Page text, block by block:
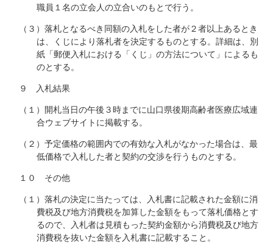
職員１名の立会人の立合いのもとで行う。
（３）落札となるべき同額の入札をした者が２者以上あるとき
は、くじにより落札者を決定するものとする。詳細は、別
紙「郵便入札における「くじ」の方法について」によるも
のとする。
９ 入札結果
（１）開札当日の午後３時までに山口県後期高齢者医療広域連
合ウェブサイトに掲載する。
（２）予定価格の範囲内での有効な入札がなかった場合は、最
低価格で入札した者と契約の交渉を行うものとする。
１０ その他
（１）落札の決定に当たっては、入札書に記載された金額に消
費税及び地方消費税を加算した金額をもって落札価格とす
るので、入札者は見積もった契約金額から消費税及び地方
消費税を抜いた金額を入札書に記載すること。